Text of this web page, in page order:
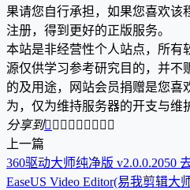
果请您自行承担，如果您喜欢该
注册，得到更好的正版服务。
本站是非经营性个人站点，所有
源仅供学习参考研究目的，并不
的及用途，网站会员捐赠是您喜
为，仅为维持服务器的开支与维
分享到        
上一篇
360驱动大师纯净版 v2.0.0.2050
EaseUS Video Editor(易我剪辑大